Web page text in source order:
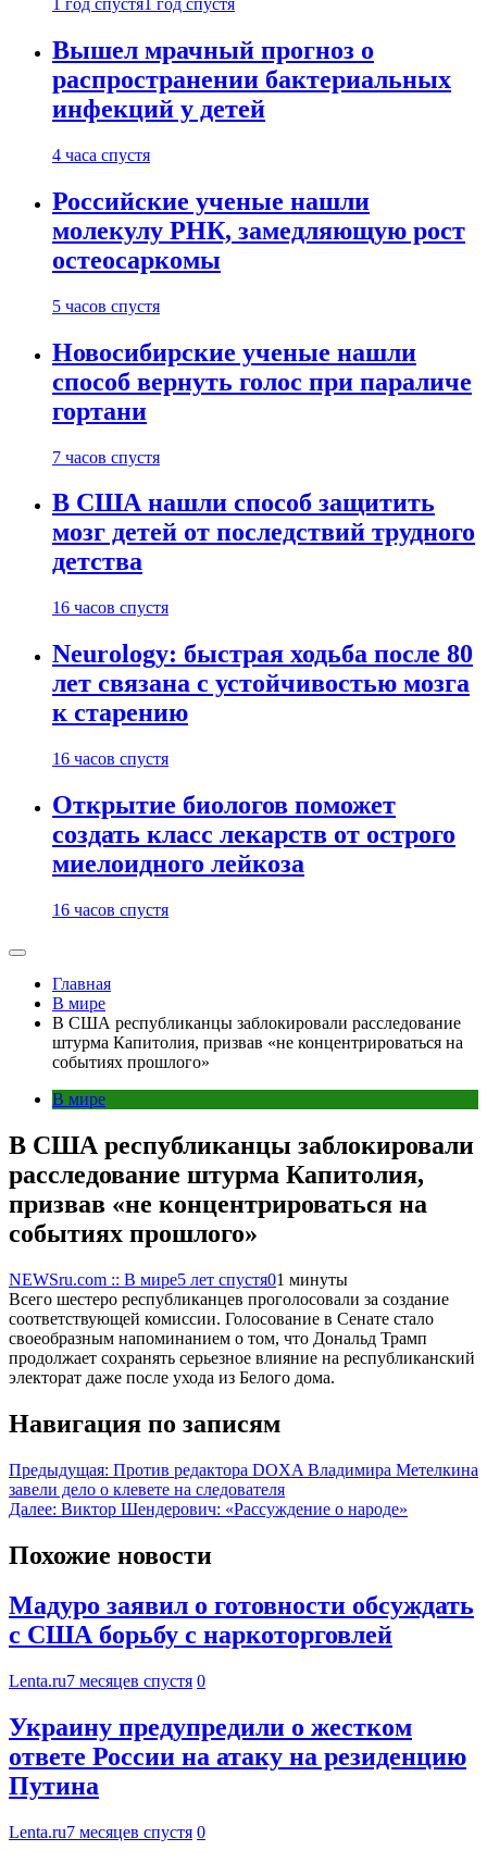
1 год спустя 1 год спустя
Вышел мрачный прогноз о
распространении бактериальных
инфекций у детей
4 часа спустя
Российские ученые нашли
молекулу РНК, замедляющую рост
остеосаркомы
5 часов спустя
Новосибирские ученые нашли
способ вернуть голос при параличе
гортани
7 часов спустя
В США нашли способ защитить
мозг детей от последствий трудного
детства
16 часов спустя
Neurology: быстрая ходьба после 80
лет связана с устойчивостью мозга
к старению
16 часов спустя
Открытие биологов поможет
создать класс лекарств от острого
миелоидного лейкоза
16 часов спустя
Главная
В мире
В США республиканцы заблокировали расследование
штурма Капитолия, призвав «не концентрироваться на
событиях прошлого»
В мире
В США республиканцы заблокировали
расследование штурма Капитолия,
призвав «не концентрироваться на
событиях прошлого»
NEWSru.com :: В мире5 лет спустя01 минуты
Всего шестеро республиканцев проголосовали за создание
соответствующей комиссии. Голосование в Сенате стало
своеобразным напоминанием о том, что Дональд Трамп
продолжает сохранять серьезное влияние на республиканский
электорат даже после ухода из Белого дома.
Навигация по записям
Предыдущая: Против редактора DOXA Владимира Метелкина
завели дело о клевете на следователя
Далее: Виктор Шендерович: «Рассуждение о народе»
Похожие новости
Мадуро заявил о готовности обсуждать
с США борьбу с наркоторговлей
Lenta.ru7 месяцев спустя 0
Украину предупредили о жестком
ответе России на атаку на резиденцию
Путина
Lenta.ru7 месяцев спустя 0